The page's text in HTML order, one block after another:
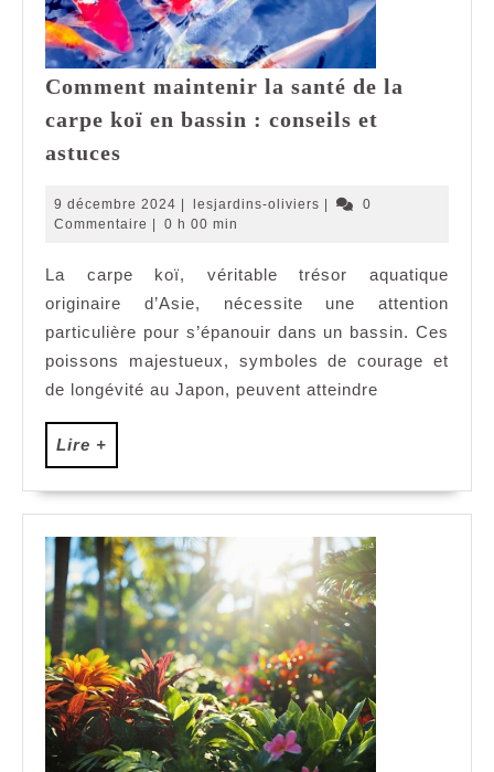
Comment maintenir la santé de la
carpe koï en bassin : conseils et
astuces
la
santé
la
carpe
koï
en
bassin
astuces
9 décembre 2024 9
décembre
lesjardins-oliviers lesjardins-
0
Commentaire
0 h 00 min
La carpe koï, véritable trésor aquatique
originaire d’Asie, nécessite une attention
particulière pour s’épanouir dans un bassin. Ces
poissons majestueux, symboles de courage et
de longévité au Japon, peuvent atteindre
Lire +
+